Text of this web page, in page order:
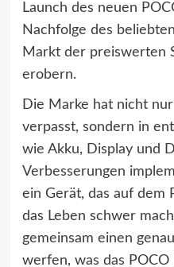
Launch des neuen
Nachfolge des beliebten
Markt der preiswerten
erobern.
Die Marke hat nicht
verpasst, sondern in
wie Akku, Display und
Verbesserungen
ein Gerät, das auf dem
das Leben schwer
gemeinsam einen
werfen, was das POCO